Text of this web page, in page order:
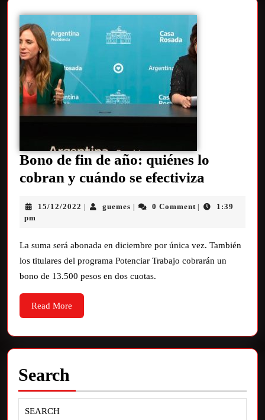
Bono de fin de año: quiénes lo
cobran y cuándo se efectiviza
15/12/2022 | guemes | 0 Comment |
1:39
pm
La suma será abonada en diciembre por única vez. También
los titulares del programa Potenciar Trabajo cobrarán un
bono de 13.500 pesos en dos cuotas.
Read More
Search